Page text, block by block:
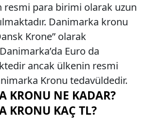
resmi para birimi olarak uzun
Danimarka kronu
Krone” olarak
Euro da
ancak ülkenin resmi
Kronu tedavüldedir.
KRONU NE KADAR?
KRONU KAÇ TL?